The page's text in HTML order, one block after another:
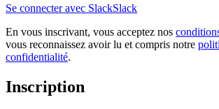
Se connecter avec SlackSlack
En vous inscrivant, vous acceptez nos
vous reconnaissez avoir lu et compris notre
confidentialité.
Inscription